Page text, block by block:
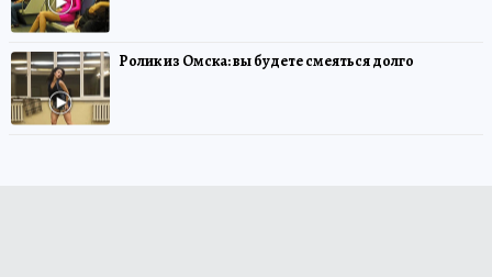
Ролик из Омска: вы будете смеяться долго